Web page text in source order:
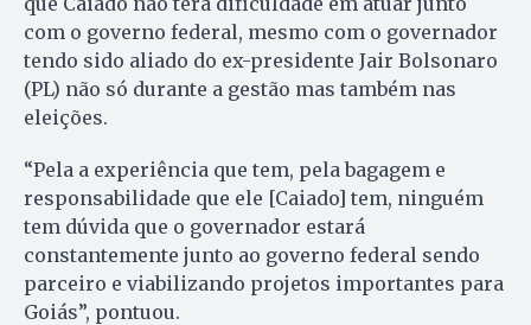
com o governo federal, mesmo com o governador
tendo sido aliado do ex-presidente Jair Bolsonaro
(PL) não só durante a gestão mas também nas
eleições.
“Pela a experiência que tem, pela bagagem e
responsabilidade que ele [Caiado] tem, ninguém
tem dúvida que o governador estará
constantemente junto ao governo federal sendo
parceiro e viabilizando projetos importantes para
Goiás”, pontuou.